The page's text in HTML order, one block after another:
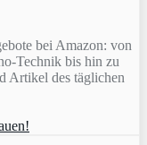
bei Amazon: von
Technik bis hin zu
Artikel des täglichen